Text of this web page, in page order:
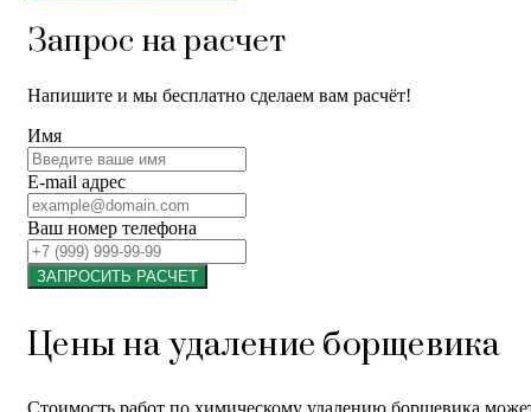
Запрос на расчет
Напишите и мы бесплатно сделаем вам расчёт!
Имя
E-mail адрес
Ваш номер телефона
ЗАПРОСИТЬ РАСЧЕТ
Цены на удаление борщевика
Стоимость работ по химическому удалению борщевика